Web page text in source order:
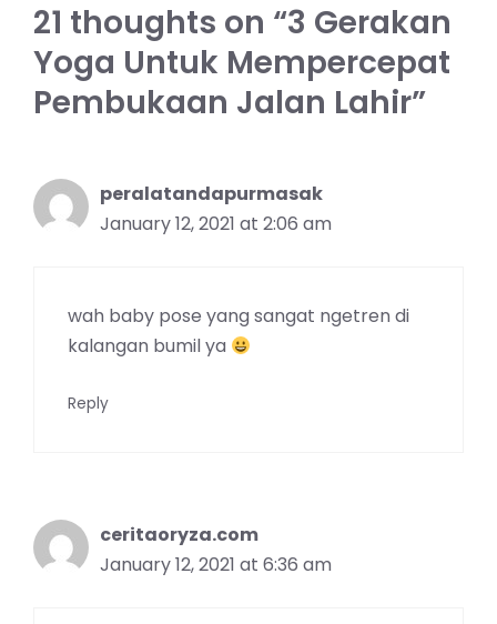
21 thoughts on “3 Gerakan
Yoga Untuk Mempercepat
Pembukaan Jalan Lahir”
peralatandapurmasak
January 12, 2021 at 2:06 am
wah baby pose yang sangat ngetren di
kalangan bumil ya
Reply
ceritaoryza.com
January 12, 2021 at 6:36 am